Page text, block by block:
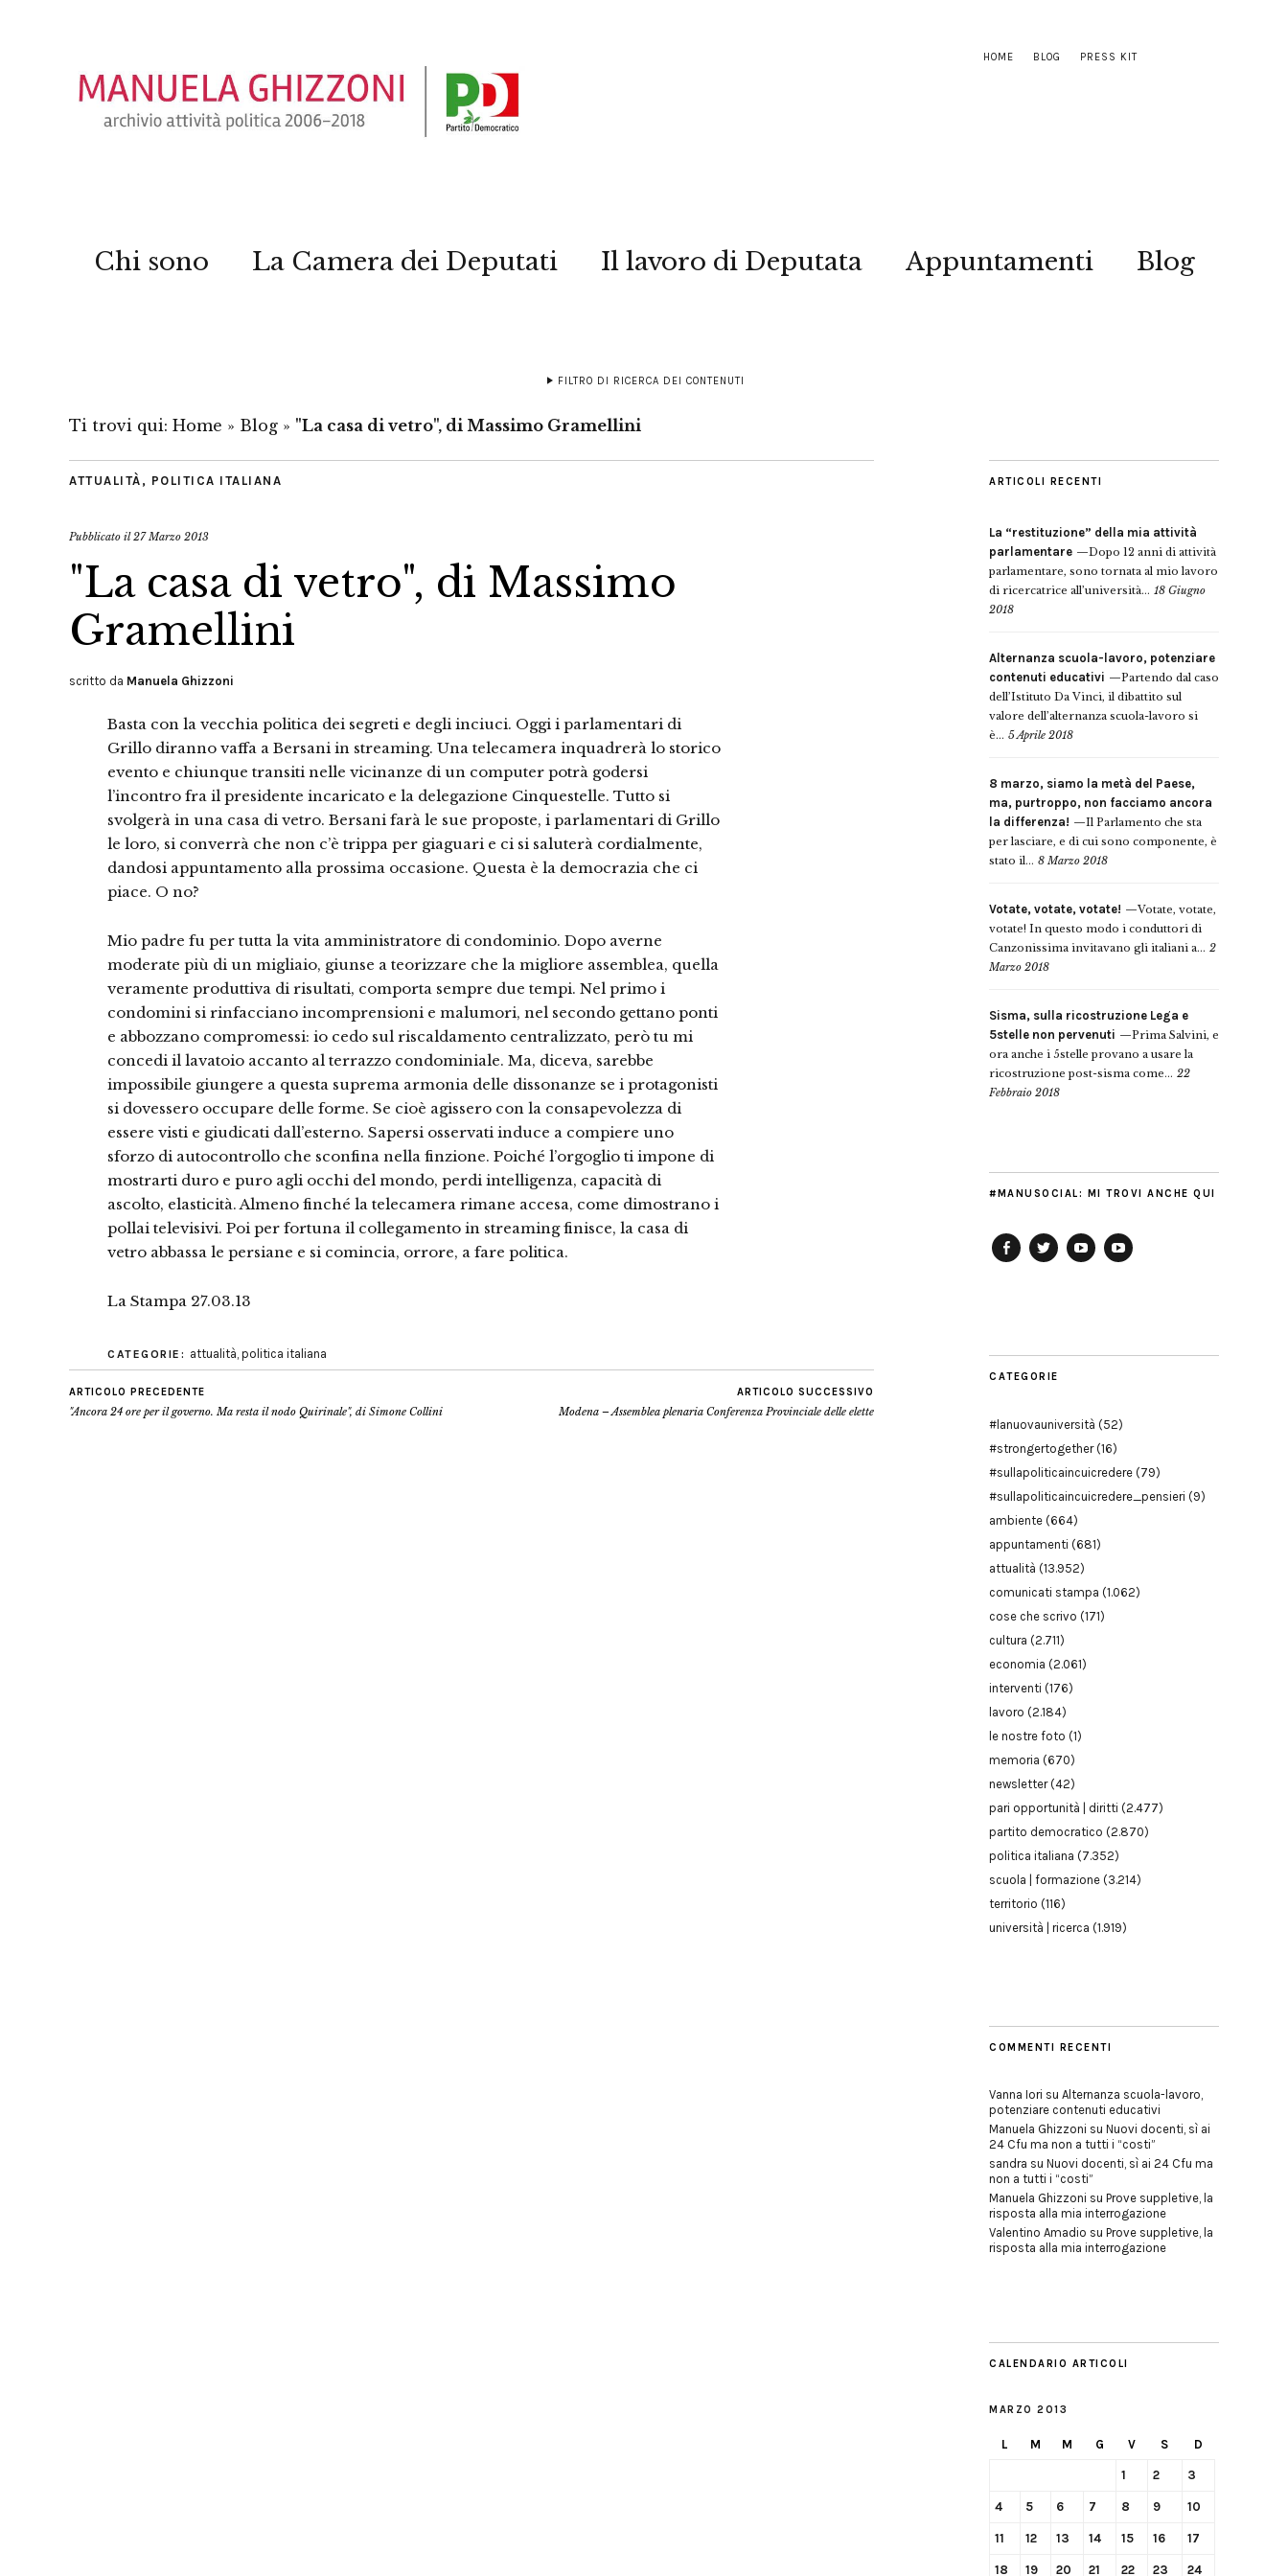
HOME BLOG PRESS KIT
Chi sono La Camera dei Deputati Il lavoro di Deputata Appuntamenti Blog
FILTRO DI RICERCA DEI CONTENUTI
Ti trovi qui: Home » Blog » "La casa di vetro", di Massimo Gramellini
ATTUALITÀ , POLITICA ITALIANA
Pubblicato il27 Marzo 2013
"La casa di vetro", di Massimo
Gramellini
scritto da Manuela Ghizzoni
Basta con la vecchia politica dei segreti e degli inciuci. Oggi i parlamentari di
Grillo diranno vaffa a Bersani in streaming. Una telecamera inquadrerà lo storico
evento e chiunque transiti nelle vicinanze di un computer potrà godersi
l’incontro fra il presidente incaricato e la delegazione Cinquestelle. Tutto si
svolgerà in una casa di vetro. Bersani farà le sue proposte, i parlamentari di Grillo
le loro, si converrà che non c’è trippa per giaguari e ci si saluterà cordialmente,
dandosi appuntamento alla prossima occasione. Questa è la democrazia che ci
piace. O no?
Mio padre fu per tutta la vita amministratore di condominio. Dopo averne
moderate più di un migliaio, giunse a teorizzare che la migliore assemblea, quella
veramente produttiva di risultati, comporta sempre due tempi. Nel primo i
condomini si rinfacciano incomprensioni e malumori, nel secondo gettano ponti
e abbozzano compromessi: io cedo sul riscaldamento centralizzato, però tu mi
concedi il lavatoio accanto al terrazzo condominiale. Ma, diceva, sarebbe
impossibile giungere a questa suprema armonia delle dissonanze se i protagonisti
si dovessero occupare delle forme. Se cioè agissero con la consapevolezza di
essere visti e giudicati dall’esterno. Sapersi osservati induce a compiere uno
sforzo di autocontrollo che sconfina nella finzione. Poiché l’orgoglio ti impone di
mostrarti duro e puro agli occhi del mondo, perdi intelligenza, capacità di
ascolto, elasticità. Almeno finché la telecamera rimane accesa, come dimostrano i
pollai televisivi. Poi per fortuna il collegamento in streaming finisce, la casa di
vetro abbassa le persiane e si comincia, orrore, a fare politica.
La Stampa 27.03.13
CATEGORIE: attualità, politica italiana
ARTICOLO PRECEDENTE
"Ancora 24 ore per il governo. Ma resta il nodo Quirinale", di Simone Collini
ARTICOLO SUCCESSIVO
Modena – Assemblea plenaria Conferenza Provinciale delle elette
ARTICOLI RECENTI
La “restituzione” della mia attività
parlamentare
Dopo 12 anni di attività
parlamentare, sono tornata al mio lavoro
di ricercatrice all’università... 18 Giugno
2018
Alternanza scuola-lavoro, potenziare
contenuti educativi
Partendo dal caso
dell’Istituto Da Vinci, il dibattito sul
valore dell’alternanza scuola-lavoro si
è... 5 Aprile 2018
8 marzo, siamo la metà del Paese,
ma, purtroppo, non facciamo ancora
la differenza!
Il Parlamento che sta
per lasciare, e di cui sono componente, è
stato il... 8 Marzo 2018
Votate, votate, votate!
Votate, votate,
votate! In questo modo i conduttori di
Canzonissima invitavano gli italiani a... 2
Marzo 2018
Sisma, sulla ricostruzione Lega e
5stelle non pervenuti
Prima Salvini, e
ora anche i 5stelle provano a usare la
ricostruzione post-sisma come... 22
Febbraio 2018
#MANUSOCIAL: MI TROVI ANCHE QUI
CATEGORIE
#lanuovauniversità (52)
#strongertogether(16)
#sullapoliticaincuicredere (79)
#sullapoliticaincuicredere_pensieri (9)
ambiente (664)
appuntamenti (681)
attualità (13.952)
comunicati stampa (1.062)
cose che scrivo (171)
cultura (2.711)
economia (2.061)
interventi (176)
lavoro (2.184)
le nostre foto (1)
memoria (670)
newsletter(42)
pari opportunità | diritti (2.477)
partito democratico (2.870)
politica italiana (7.352)
scuola | formazione (3.214)
territorio (116)
università | ricerca (1.919)
COMMENTI RECENTI
Vanna Iori su Alternanza scuola-lavoro,
potenziare contenuti educativi
Manuela Ghizzoni su Nuovi docenti, sì ai
24 Cfu ma non a tutti i “costi”
sandra su Nuovi docenti, sì ai 24 Cfu ma
non a tutti i “costi”
Manuela Ghizzoni su Prove suppletive, la
risposta alla mia interrogazione
Valentino Amadio su Prove suppletive, la
risposta alla mia interrogazione
CALENDARIO ARTICOLI
MARZO 2013
L M M G V S D
1 2 3
4 5 6 7 8 9 10
11 12 13 14 15 16 17
18 19 20 21 22 23 24